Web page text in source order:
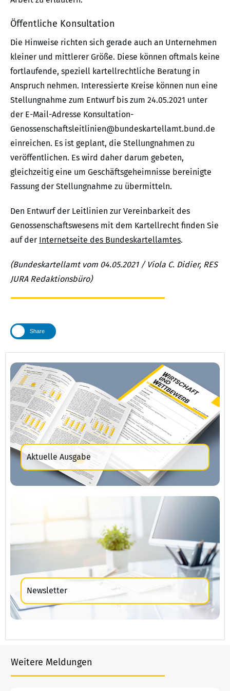
Öffentliche Konsultation
Die Hinweise richten sich gerade auch an Unternehmen
kleiner und mittlerer Größe. Diese können oftmals keine
fortlaufende, speziell kartellrechtliche Beratung in
Anspruch nehmen. Interessierte Kreise können nun eine
Stellungnahme zum Entwurf bis zum 24.05.2021 unter
der E-Mail-Adresse Konsultation-
Genossenschaftsleitlinien@bundeskartellamt.bund.de
einreichen. Es ist geplant, die Stellungnahmen zu
veröffentlichen. Es wird daher darum gebeten,
gleichzeitig eine um Geschäftsgeheimnisse bereinigte
Fassung der Stellungnahme zu übermitteln.
Den Entwurf der Leitlinien zur Vereinbarkeit des
Genossenschaftswesens mit dem Kartellrecht finden Sie
auf der Internetseite des Bundeskartellamtes.
(Bundeskartellamt vom 04.05.2021 / Viola C. Didier, RES
JURA Redaktionsbüro)
Share
Aktuelle Ausgabe
Newsletter
Weitere Meldungen